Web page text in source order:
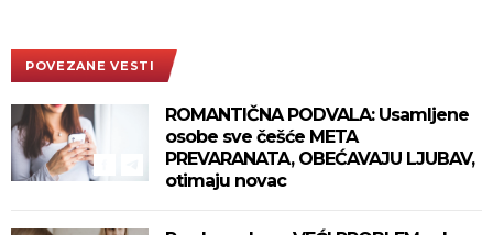
POVEZANE VESTI
ROMANTIČNA PODVALA: Usamljene
osobe sve češće META
PREVARANATA, OBEĆAVAJU LJUBAV,
otimaju novac